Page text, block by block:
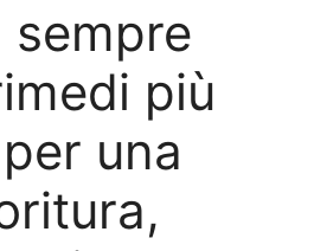
sempre
più
una